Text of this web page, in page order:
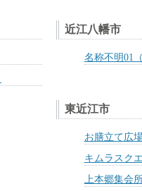
近江八幡市
名称不明01
東近江市
お膳立て広
キムラスク
上本郷集会